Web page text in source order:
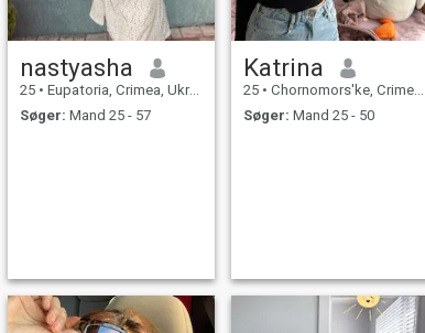
nastyasha
25 • Eupatoria, Crimea, Ukraine
Søger: Mand 25 - 57
Katrina
25 • Chornomors'ke, Crimea, Ukraine
Søger: Mand 25 - 50